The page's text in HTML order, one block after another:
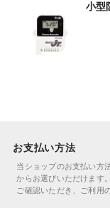
小型
お支払い方法
当ショップのお支払い方
からお選びいただけます
ご確認いただき、ご利用